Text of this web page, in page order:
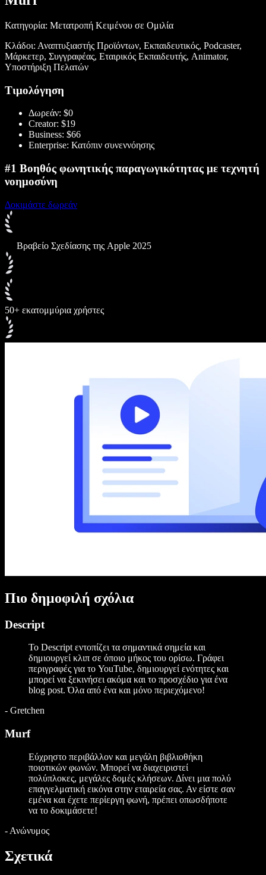
Κατηγορία: Μετατροπή Κειμένου σε Ομιλία
Κλάδοι: Αναπτυξιαστής Προϊόντων, Εκπαιδευτικός, Podcaster,
Μάρκετερ, Συγγραφέας, Εταιρικός Εκπαιδευτής, Animator,
Υποστήριξη Πελατών
Τιμολόγηση
Δωρεάν: $0
Creator: $19
Business: $66
Enterprise: Κατόπιν συνεννόησης
#1 Βοηθός φωνητικής παραγωγικότητας με τεχνητή
νοημοσύνη
Δοκιμάστε δωρεάν
Βραβείο Σχεδίασης της Apple 2025
50+ εκατομμύρια χρήστες
Πιο δημοφιλή σχόλια
Descript
Το Descript εντοπίζει τα σημαντικά σημεία και
δημιουργεί κλιπ σε όποιο μήκος του ορίσω. Γράφει
περιγραφές για το YouTube, δημιουργεί ενότητες και
μπορεί να ξεκινήσει ακόμα και το προσχέδιο για ένα
blog post. Όλα από ένα και μόνο περιεχόμενο!
- Gretchen
Murf
Εύχρηστο περιβάλλον και μεγάλη βιβλιοθήκη
ποιοτικών φωνών. Μπορεί να διαχειριστεί
πολύπλοκες, μεγάλες δομές κλήσεων. Δίνει μια πολύ
επαγγελματική εικόνα στην εταιρεία σας. Αν είστε σαν
εμένα και έχετε περίεργη φωνή, πρέπει οπωσδήποτε
να το δοκιμάσετε!
- Ανώνυμος
Σχετικά